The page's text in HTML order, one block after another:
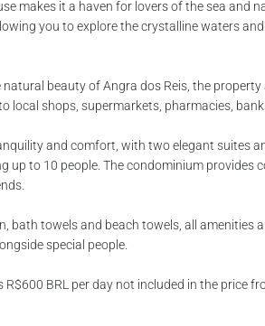
makes it a haven for lovers of the sea and
you to explore the crystalline waters
beauty of Angra dos Reis, the
local shops, supermarkets, pharmacies,
and comfort, with two elegant suites
up to 10 people. The condominium provides
bath towels and beach towels, all amenities
special people.
BRL per day not included in the price